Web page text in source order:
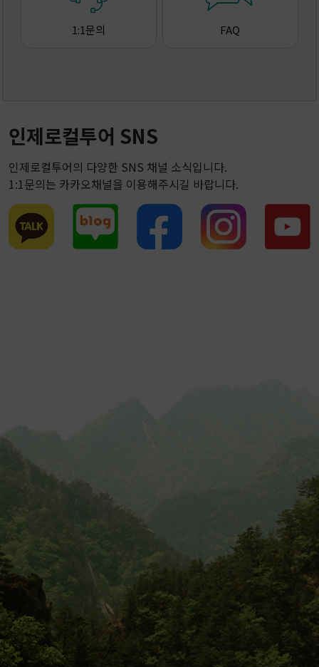
1:1문의 FAQ
인제로컬투어 SNS
인제로컬투어의 다양한 SNS 채널 소식입니다.
1:1문의는 카카오채널을 이용해주시길 바랍니다.